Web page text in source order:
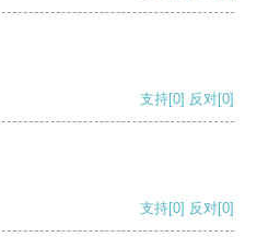
支持[0] 反对[0]
支持[0] 反对[0]